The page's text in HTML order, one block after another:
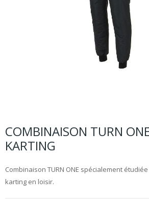
COMBINAISON TURN
KARTING
Combinaison TURN ONE spécialement
karting en loisir.